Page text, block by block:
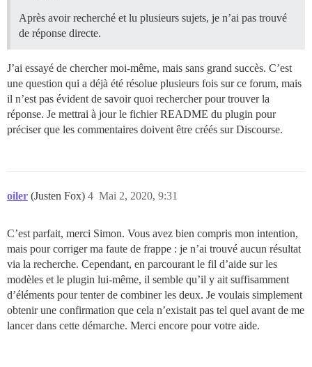
Après avoir recherché et lu plusieurs sujets, je n’ai pas trouvé
de réponse directe.
J’ai essayé de chercher moi-même, mais sans grand succès. C’est
une question qui a déjà été résolue plusieurs fois sur ce forum, mais
il n’est pas évident de savoir quoi rechercher pour trouver la
réponse. Je mettrai à jour le fichier README du plugin pour
préciser que les commentaires doivent être créés sur Discourse.
oiler (Justen Fox) Mai 2, 2020, 9:31
4
C’est parfait, merci Simon. Vous avez bien compris mon intention,
mais pour corriger ma faute de frappe : je n’ai trouvé aucun résultat
via la recherche. Cependant, en parcourant le fil d’aide sur les
modèles et le plugin lui-même, il semble qu’il y ait suffisamment
d’éléments pour tenter de combiner les deux. Je voulais simplement
obtenir une confirmation que cela n’existait pas tel quel avant de me
lancer dans cette démarche. Merci encore pour votre aide.